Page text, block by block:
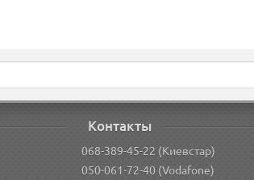
Контакты
068-389-45-22 (Киевстар)
050-061-72-40 (Vodafone)